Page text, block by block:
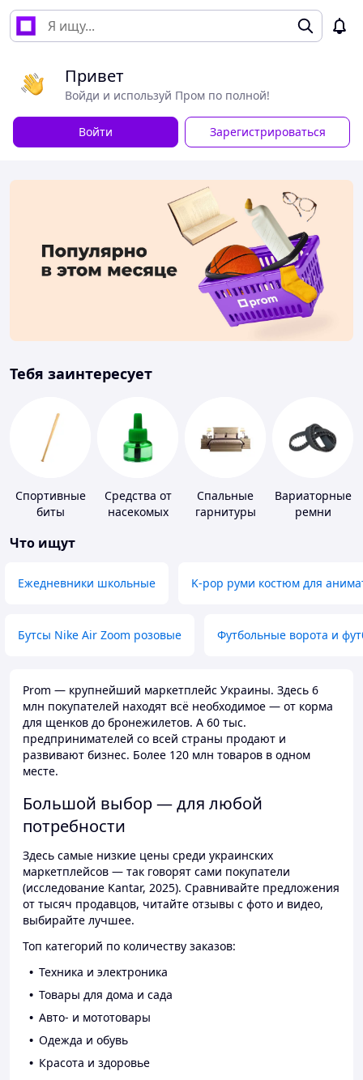
Привет
Войди и используй Пром по полной!
Войти Зарегистрироваться
Тебя заинтересует
Спортивные
биты
Средства от
насекомых
Спальные
гарнитуры
Вариаторные
ремни
Что ищут
Ежедневники школьные K-pop руми костюм для
Бутсы Nike Air Zoom розовые Футбольные ворота и
Prom — крупнейший маркетплейс Украины. Здесь 6
млн покупателей находят всё необходимое — от корма
для щенков до бронежилетов. А 60 тыс.
предпринимателей со всей страны продают и
развивают бизнес. Более 120 млн товаров в одном
месте.
Большой выбор — для любой
потребности
Здесь самые низкие цены среди украинских
маркетплейсов — так говорят сами покупатели
(исследование Kantar, 2025). Сравнивайте предложения
от тысяч продавцов, читайте отзывы с фото и видео,
выбирайте лучшее.
Топ категорий по количеству заказов:
Техника и электроника
Товары для дома и сада
Авто- и мототовары
Одежда и обувь
Красота и здоровье